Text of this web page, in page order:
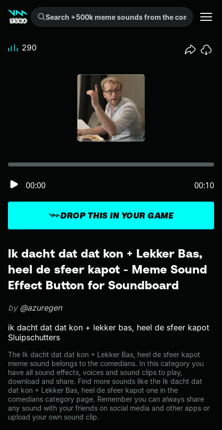
Search +500k meme sounds from the community...
Ik dacht dat dat kon + Lekker Bas,
heel de sfeer kapot - Meme Sound
Effect Button for Soundboard
by @azuregen
ik dacht dat dat kon + lekker bas, heel de sfeer kapot
Sluipschutters
The Ik dacht dat dat kon + Lekker Bas, heel de sfeer kapot
meme sound belongs to the comedians. In this category you
have all sound effects, voices and sound clips to play,
download and share. Find more sounds like the Ik dacht dat
dat kon + Lekker Bas, heel de sfeer kapot one in the
comedians category page. Remember you can always share
any sound with your friends on social media and other apps or
upload your own sound clip.
DROP THIS IN YOUR GAME
00:00 00:10
290